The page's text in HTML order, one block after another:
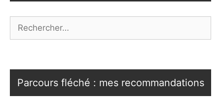
Parcours fléché : mes recommandations